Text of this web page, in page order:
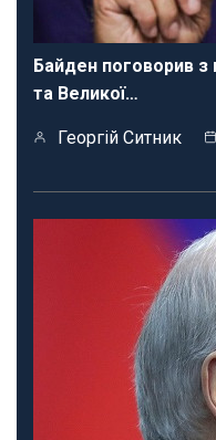
Байден поговорив з
та Великої…
Георгій Ситник